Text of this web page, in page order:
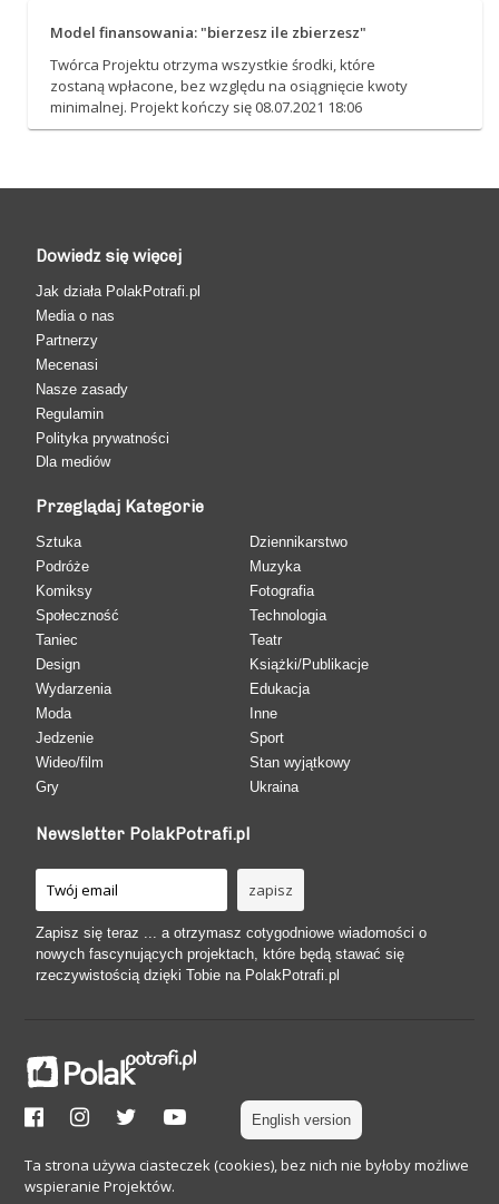
Model finansowania: "bierzesz ile zbierzesz"
Twórca Projektu otrzyma wszystkie środki, które
zostaną wpłacone, bez względu na osiągnięcie kwoty
minimalnej. Projekt kończy się 08.07.2021 18:06
Dowiedz się więcej
Jak działa PolakPotrafi.pl
Media o nas
Partnerzy
Mecenasi
Nasze zasady
Regulamin
Polityka prywatności
Dla mediów
Przeglądaj Kategorie
Sztuka
Podróże
Komiksy
Społeczność
Taniec
Design
Wydarzenia
Moda
Jedzenie
Wideo/film
Gry
Dziennikarstwo
Muzyka
Fotografia
Technologia
Teatr
Książki/Publikacje
Edukacja
Inne
Sport
Stan wyjątkowy
Ukraina
Newsletter PolakPotrafi.pl
Zapisz się teraz ... a otrzymasz cotygodniowe wiadomości o
nowych fascynujących projektach, które będą stawać się
rzeczywistością dzięki Tobie na PolakPotrafi.pl
English version
Ta strona używa ciasteczek (cookies), bez nich nie byłoby możliwe
wspieranie Projektów.